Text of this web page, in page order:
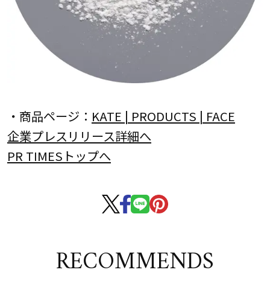
・商品ページ： KATE | PRODUCTS | FACE
企業プレスリリース詳細へ
PR TIMESトップへ
RECOMMENDS